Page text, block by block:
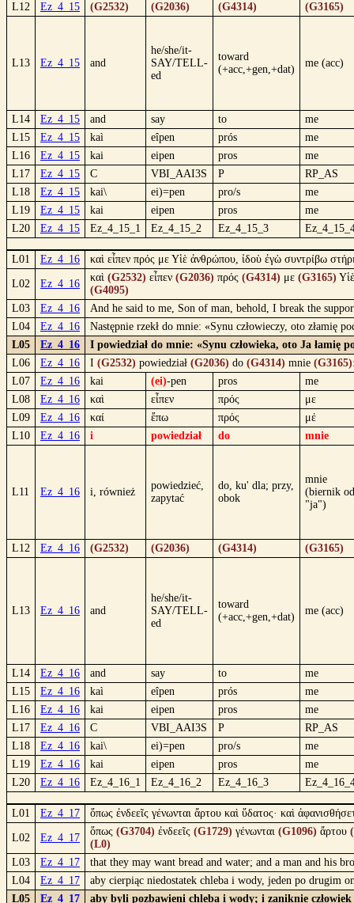
L12
Ez_4_15 (G2532) (G2036) (G4314) (G3165)
L13 Ez_4_15 and
he/she/it-
SAY/TELL-
ed
toward
(+acc,+gen,+dat)
me (acc)
L14 Ez_4_15 and say to
me
L15
Ez_4_15 kaì eîpen prós
me
L16
Ez_4_15 kai eipen pros
me
L17
Ez_4_15 C VBI_AAI3S P
RP_AS
L18
Ez_4_15 kai\ ei)=pen pro/s
me
L19
Ez_4_15 kai eipen pros
me
L20
Ez_4_15 Ez_4_15_1 Ez_4_15_2 Ez_4_15_3
L01 Ez_4_16 καὶ εἶπεν πρός με Υἱὲ ἀνθρώπου, ἰδοὺ ἐγὼ συντρίβω
L02 Ez_4_16
καὶ (G2532) εἶπεν (G2036) πρός (G4314) με (G3165)
(G4095)
L03
Ez_4_16
And he said to me, Son of man, behold, I break the
L04
Ez_4_16
Następnie rzekł do mnie: «Synu człowieczy, oto złamię
L05
Ez_4_16
I powiedział do mnie: «Synu człowieka, oto Ja łamię
L06
Ez_4_16 I (G2532) powiedział (G2036) do (G4314) mnie (G3165)
L07
Ez_4_16 kai (ei)-pen pros
me
L08
Ez_4_16 καὶ εἶπεν πρός
με
L09
Ez_4_16 καί ἔπω πρός
μέ
L10
Ez_4_16 i powiedział do mnie
L11 Ez_4_16 i, również
powiedzieć,
zapytać
do, ku' dla; przy,
obok
mnie
(biernik od
"ja")
L12 Ez_4_16 (G2532) (G2036) (G4314) (G3165)
L13 Ez_4_16 and
he/she/it-
SAY/TELL-
ed
toward
(+acc,+gen,+dat)
me (acc)
L14 Ez_4_16 and say to
me
L15
Ez_4_16 kaì eîpen prós
me
L16
Ez_4_16 kai eipen pros
me
L17
Ez_4_16 C VBI_AAI3S P
RP_AS
L18
Ez_4_16 kai\ ei)=pen pro/s
me
L19
Ez_4_16 kai eipen pros
me
L20
Ez_4_16 Ez_4_16_1 Ez_4_16_2 Ez_4_16_3
L01 Ez_4_17 ὅπως ἐνδεεῖς γένωνται ἄρτου καὶ ὕδατος· καὶ
L02 Ez_4_17
ὅπως (G3704) ἐνδεεῖς (G1729) γένωνται (G1096) ἄρτου
(L0)
L03
Ez_4_17
that they may want bread and water; and a man and his
L04
Ez_4_17
aby cierpiąc niedostatek chleba i wody, jeden po drugim
L05
Ez_4_17 aby byli pozbawieni chleba i wody; i zaniknie